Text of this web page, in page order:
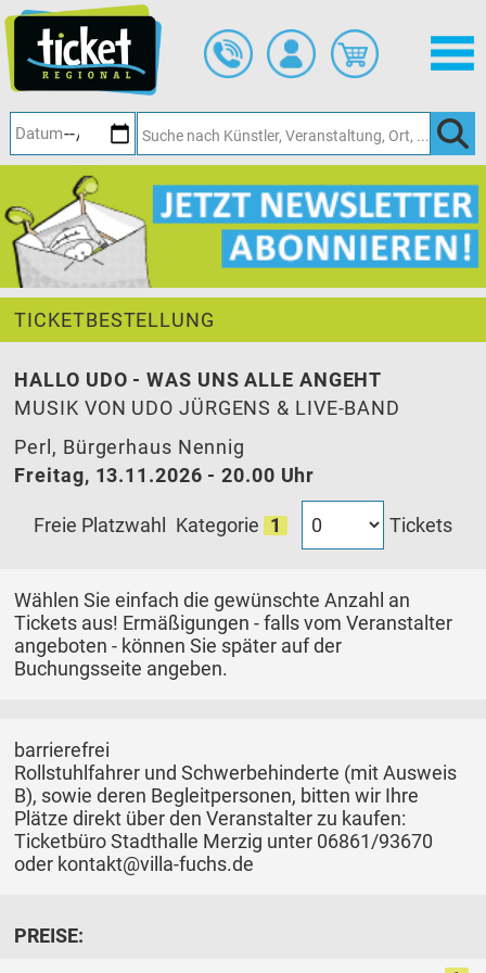
Hauptinhalt
springen
TICKETBESTELLUNG
HALLO UDO - WAS UNS ALLE ANGEHT
MUSIK VON UDO JÜRGENS & LIVE-BAND
Perl, Bürgerhaus Nennig
Freitag, 13.11.2026 - 20.00 Uhr
Freie Platzwahl Kategorie 1 Tickets
Wählen Sie einfach die gewünschte Anzahl an
Tickets aus! Ermäßigungen - falls vom Veranstalter
angeboten - können Sie später auf der
Buchungsseite angeben.
barrierefrei
Rollstuhlfahrer und Schwerbehinderte (mit Ausweis
B), sowie deren Begleitpersonen, bitten wir Ihre
Plätze direkt über den Veranstalter zu kaufen:
Ticketbüro Stadthalle Merzig unter 06861/93670
oder kontakt@villa-fuchs.de
PREISE: